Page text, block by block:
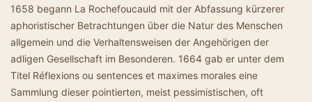
1658 begann La Rochefoucauld mit der Abfassung kürzerer
aphoristischer Betrachtungen über die Natur des Menschen
allgemein und die Verhaltensweisen der Angehörigen der
adligen Gesellschaft im Besonderen. 1664 gab er unter dem
Titel Réflexions ou sentences et maximes morales eine
Sammlung dieser pointierten, meist pessimistischen, oft